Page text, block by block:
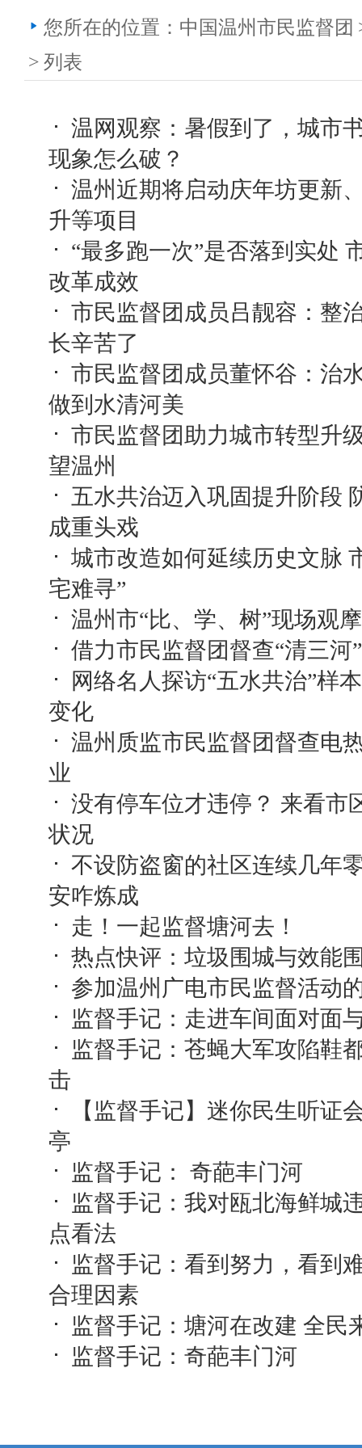
您所在的位置： 中国温州市民监督团
> 列表
温网观察：暑假到了，城市
现象怎么破？
温州近期将启动庆年坊更新
升等项目
“最多跑一次”是否落到实处
改革成效
市民监督团成员吕靓容：整
长辛苦了
市民监督团成员董怀谷：治
做到水清河美
市民监督团助力城市转型升
望温州
五水共治迈入巩固提升阶段
成重头戏
城市改造如何延续历史文脉
宅难寻”
温州市“比、学、树”现场观
借力市民监督团督查“清三河”
网络名人探访“五水共治”样
变化
温州质监市民监督团督查电
业
没有停车位才违停？ 来看市
状况
不设防盗窗的社区连续几年
安咋炼成
走！一起监督塘河去！
热点快评：垃圾围城与效能
参加温州广电市民监督活动
监督手记：走进车间面对面
监督手记：苍蝇大军攻陷鞋
击
【监督手记】迷你民生听证
亭
监督手记： 奇葩丰门河
监督手记：我对瓯北海鲜城
点看法
监督手记：看到努力，看到
合理因素
监督手记：塘河在改建 全民
监督手记：奇葩丰门河